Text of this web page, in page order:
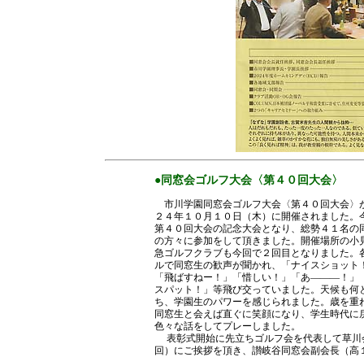
●同窓会ゴルフ大会〈第４０回大会〉
市川学園同窓会ゴルフ大会〈第４０回大会〉
２４年１０月１０日（木）に開催されました。
第４０回大会の記念大会となり、総勢４１名の
の方々に参加をして頂きました。開催場所の小
急ゴルフクラブも今回で２回目となりました。
ルで同窓生の歓声が聞かれ、「ナイスショット
「飛ばすねー！」「惜しい！」「あ―――！」
スパット！」等飛び交っていました。天候も何
ち、学園生のパワーを感じられました。歳を重
同窓生と会えば直ぐに笑顔になり、学生時代に
色々な話をしてプレーしました。
表彰式開始に先立ちゴルフ会を代表して草
回）にご挨拶を頂き、讃岐谷同窓会副会長（